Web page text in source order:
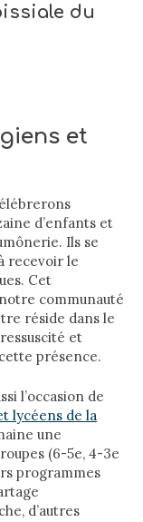
du
et
d’enfants et
Ils se
recevoir le
Cet
communauté
réside dans le
et
présence.
l’occasion de
lycéens de la
une
(6-5e, 4-3e
programmes
d’autres